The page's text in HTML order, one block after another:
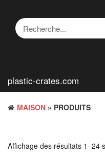
contenu
plastic-crates.com
MAISON » PRODUITS
Affichage des résultats 1–24